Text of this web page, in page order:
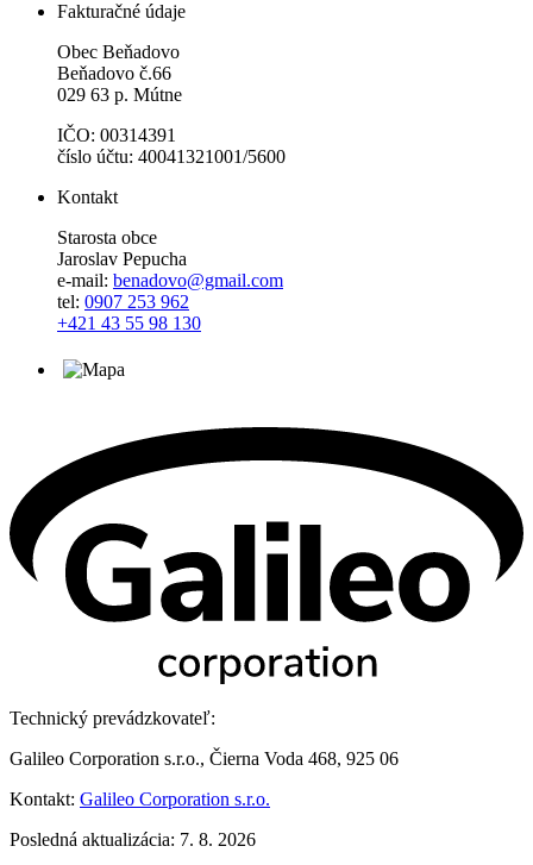
Fakturačné údaje
Obec Beňadovo
Beňadovo č.66
029 63 p. Mútne
IČO: 00314391
číslo účtu: 40041321001/5600
Kontakt
Starosta obce
Jaroslav Pepucha
e-mail: benadovo@gmail.com
tel: 0907 253 962
+421 43 55 98 130
Technický prevádzkovateľ:
Galileo Corporation s.r.o., Čierna Voda 468, 925 06
Kontakt: Galileo Corporation s.r.o.
Posledná aktualizácia: 7. 8. 2026